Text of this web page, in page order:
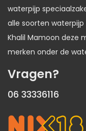
waterpijp
alle soorten
Khalil Mamoon deze
merken onder de
Vragen?
06 33336116